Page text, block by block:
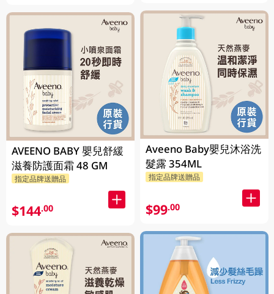
AVEENO BABY 嬰兒舒緩
滋養防護面霜 48 GM
指定品牌送贈品
$144.00
Aveeno Baby嬰兒沐浴洗
髮露 354ML
指定品牌送贈品
$99.00